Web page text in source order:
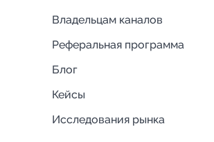
Владельцам каналов
Реферальная программа
Блог
Кейсы
Исследования рынка